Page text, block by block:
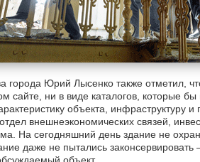
города Юрий Лысенко также отметил,
сайте, ни в виде каталогов, которые
объекта, инфраструктуру
внешнеэкономических связей,
На сегодняшний день здание не
даже не пытались